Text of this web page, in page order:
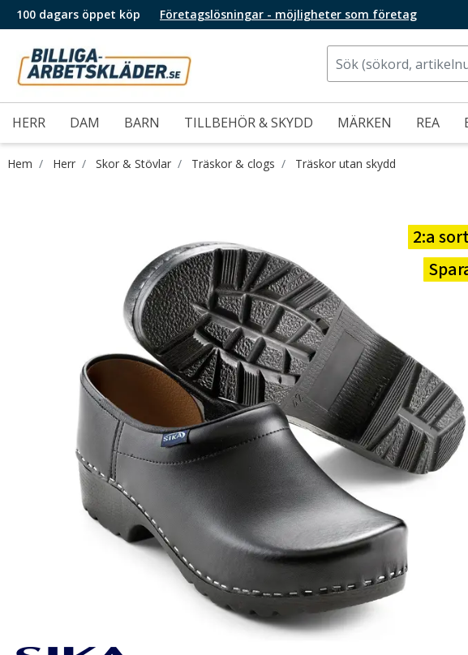
100 dagars öppet köp Företagslösningar - möjligheter som företag
HERR DAM BARN TILLBEHÖR & SKYDD MÄRKEN REA
Hem Herr Skor & Stövlar Träskor & clogs Träskor utan skydd
2:a